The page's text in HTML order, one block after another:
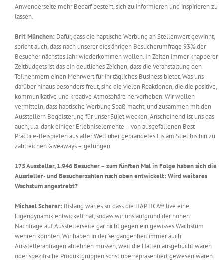
Anwenderseite mehr Bedarf besteht, sich zu informieren und inspirieren zu
lassen.
Brit München: Dafür, dass die haptische Werbung an Stellenwert gewinnt,
spricht auch, dass nach unserer diesjährigen Besucherumfrage 93% der
Besucher nächstes Jahr wiederkommen wollen. In Zeiten immer knapperer
Zeitbudgets ist das ein deutliches Zeichen, dass die Veranstaltung den
Teilnehmern einen Mehrwert für ihr tägliches Business bietet. Was uns
darüber hinaus besonders freut, sind die vielen Reaktionen, die die positive,
kommunikative und kreative Atmosphäre hervorheben. Wir wollen
vermitteln, dass haptische Werbung Spaß macht, und zusammen mit den
Ausstellern Begeisterung für unser Sujet wecken. Anscheinend ist uns das
auch, u.a. dank einiger Erlebniselemente – von ausgefallenen Best
Practice-Beispielen aus aller Welt über gebrandetes Eis am Stiel bis hin zu
zahlreichen Giveaways –, gelungen.
175 Aussteller, 1.946 Besucher – zum fünften Mal in Folge haben sich die
Aussteller- und Besucherzahlen nach oben entwickelt: Wird weiteres
Wachstum angestrebt?
Michael Scherer: Bislang war es so, dass die HAPTICA® live eine
Eigendynamik entwickelt hat, sodass wir uns aufgrund der hohen
Nachfrage auf Ausstellerseite gar nicht gegen ein gewisses Wachstum
wehren konnten. Wir haben in der Vergangenheit immer auch
Ausstelleranfragen ablehnen müssen, weil die Hallen ausgebucht waren
oder spezifische Produktgruppen sonst überrepräsentiert gewesen wären.